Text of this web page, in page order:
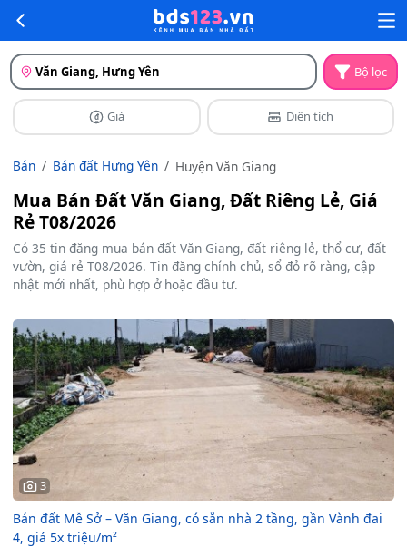
Văn Giang, Hưng Yên Bộ lọc
Giá Diện tích
Bán Bán đất Hưng Yên Huyện Văn Giang
Mua Bán Đất Văn Giang, Đất Riêng Lẻ, Giá
Rẻ T08/2026
Có 35 tin đăng mua bán đất Văn Giang, đất riêng lẻ, thổ cư, đất
vườn, giá rẻ T08/2026. Tin đăng chính chủ, sổ đỏ rõ ràng, cập
nhật mới nhất, phù hợp ở hoặc đầu tư.
3
Bán đất Mễ Sở – Văn Giang, có sẵn nhà 2 tầng, gần Vành đai
4, giá 5x triệu/m²